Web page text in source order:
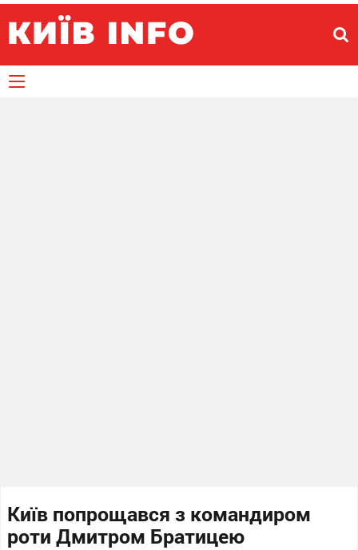
Київ попрощався з командиром
роти Дмитром Братицею